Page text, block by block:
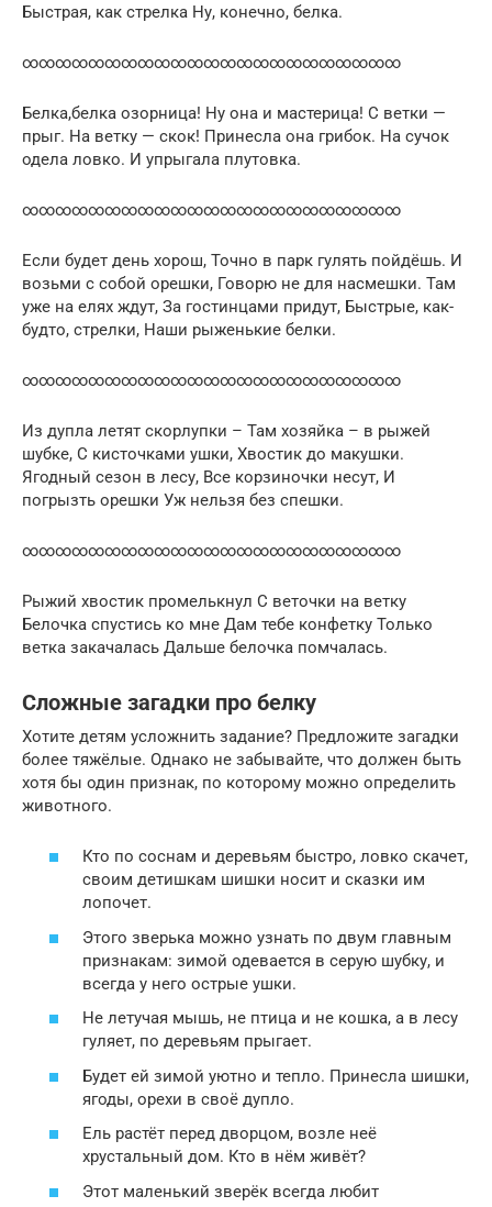
Быстрая, как стрелка Ну, конечно, белка.
∞∞∞∞∞∞∞∞∞∞∞∞∞∞∞∞∞∞∞∞∞∞∞
Белка,белка озорница! Ну она и мастерица! С ветки —
прыг. На ветку — скок! Принесла она грибок. На сучок
одела ловко. И упрыгала плутовка.
∞∞∞∞∞∞∞∞∞∞∞∞∞∞∞∞∞∞∞∞∞∞∞
Если будет день хорош, Точно в парк гулять пойдёшь. И
возьми с собой орешки, Говорю не для насмешки. Там
уже на елях ждут, За гостинцами придут, Быстрые, как-
будто, стрелки, Наши рыженькие белки.
∞∞∞∞∞∞∞∞∞∞∞∞∞∞∞∞∞∞∞∞∞∞∞
Из дупла летят скорлупки – Там хозяйка – в рыжей
шубке, С кисточками ушки, Хвостик до макушки.
Ягодный сезон в лесу, Все корзиночки несут, И
погрызть орешки Уж нельзя без спешки.
∞∞∞∞∞∞∞∞∞∞∞∞∞∞∞∞∞∞∞∞∞∞∞
Рыжий хвостик промелькнул С веточки на ветку
Белочка спустись ко мне Дам тебе конфетку Только
ветка закачалась Дальше белочка помчалась.
Сложные загадки про белку
Хотите детям усложнить задание? Предложите загадки
более тяжёлые. Однако не забывайте, что должен быть
хотя бы один признак, по которому можно определить
животного.
Кто по соснам и деревьям быстро, ловко скачет,
своим детишкам шишки носит и сказки им
лопочет.
Этого зверька можно узнать по двум главным
признакам: зимой одевается в серую шубку, и
всегда у него острые ушки.
Не летучая мышь, не птица и не кошка, а в лесу
гуляет, по деревьям прыгает.
Будет ей зимой уютно и тепло. Принесла шишки,
ягоды, орехи в своё дупло.
Ель растёт перед дворцом, возле неё
хрустальный дом. Кто в нём живёт?
Этот маленький зверёк всегда любит